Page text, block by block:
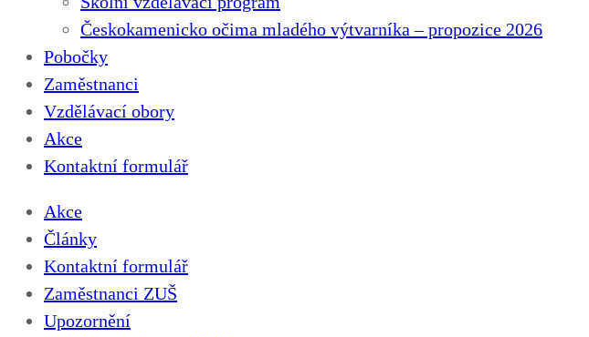
Českokamenicko očima mladého výtvarníka – propozice 2026
Pobočky
Zaměstnanci
Vzdělávací obory
Akce
Kontaktní formulář
Akce
Články
Kontaktní formulář
Zaměstnanci ZUŠ
Upozornění